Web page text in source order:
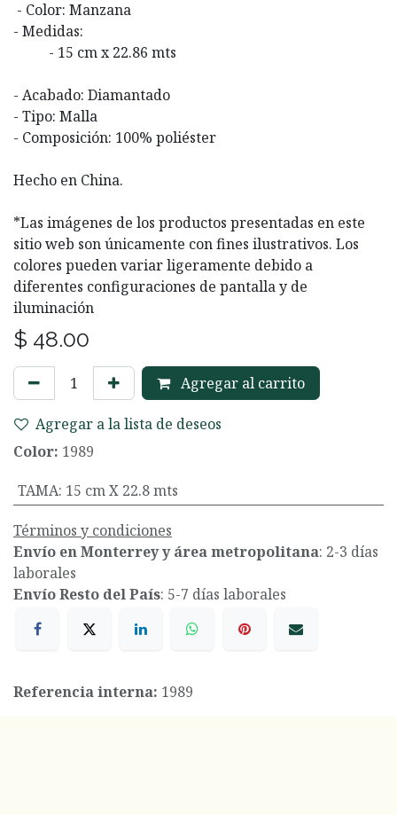
- Color: Manzana
- Medidas:
​​- 15 cm x 22.86 mts
- Acabado: Diamantado
- Tipo: Malla
- Composición: 100% poliéster
Hecho en China.
*Las imágenes de los productos presentadas en este
sitio web son únicamente con fines ilustrativos. Los
colores pueden variar ligeramente debido a
diferentes configuraciones de pantalla y de
iluminación
$ 48.00
Agregar al carrito
Agregar a la lista de deseos
Color: 1989
TAMA: 15 cm X 22.8 mts
Términos y condiciones
Envío en Monterrey y área metropolitana: 2-3 días
laborales
Envío Resto del País: 5-7 días laborales
Referencia interna: 1989